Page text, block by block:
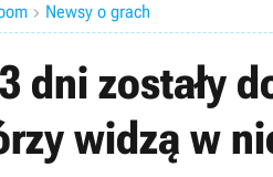
 Newsy o grach
dni zostały
widzą w